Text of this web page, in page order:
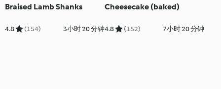
Braised Lamb Shanks
4.8 (154) 3小时 20 分钟
Cheesecake (baked)
4.8 (152) 7小时 20 分钟